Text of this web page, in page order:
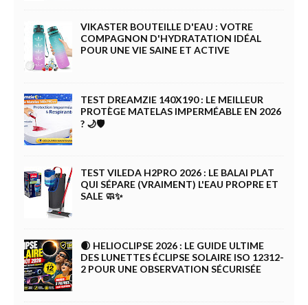
VIKASTER BOUTEILLE D'EAU : VOTRE
COMPAGNON D'HYDRATATION IDÉAL
POUR UNE VIE SAINE ET ACTIVE
TEST DREAMZIE 140X190 : LE MEILLEUR
PROTÈGE MATELAS IMPERMÉABLE EN 2026
? 🌙🛡️
TEST VILEDA H2PRO 2026 : LE BALAI PLAT
QUI SÉPARE (VRAIMENT) L'EAU PROPRE ET
SALE 🧼✨
🌒 HELIOCLIPSE 2026 : LE GUIDE ULTIME
DES LUNETTES ÉCLIPSE SOLAIRE ISO 12312-
2 POUR UNE OBSERVATION SÉCURISÉE